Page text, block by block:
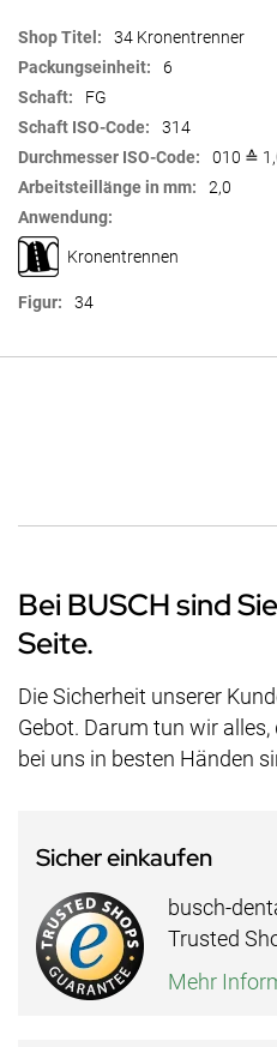
Mehr
Informationen
34 Kronentrenner
6
FG
314
010 ≙
2,0
Kronentrennen
34
Bei BUSCH sind
Seite.
Die Sicherheit unserer
Gebot. Darum tun wir
bei uns in besten Händen
Sicher einkaufen
busch-
Trusted
Mehr